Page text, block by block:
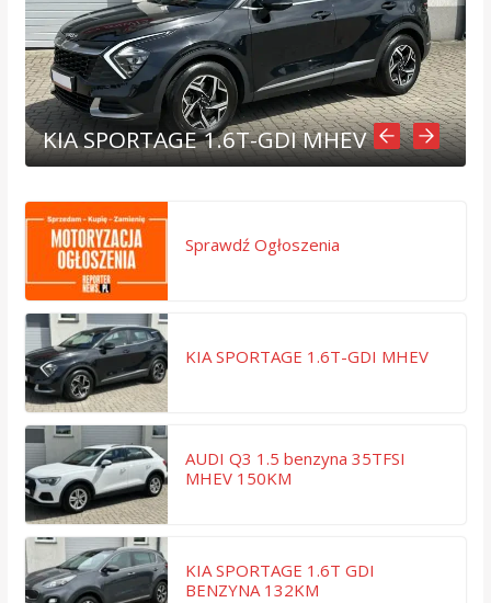
KIA SPORTAGE 1.6T-GDI MHEV
Sprawdź Ogłoszenia
KIA SPORTAGE 1.6T-GDI MHEV
AUDI Q3 1.5 benzyna 35TFSI
MHEV 150KM
KIA SPORTAGE 1.6T GDI
BENZYNA 132KM